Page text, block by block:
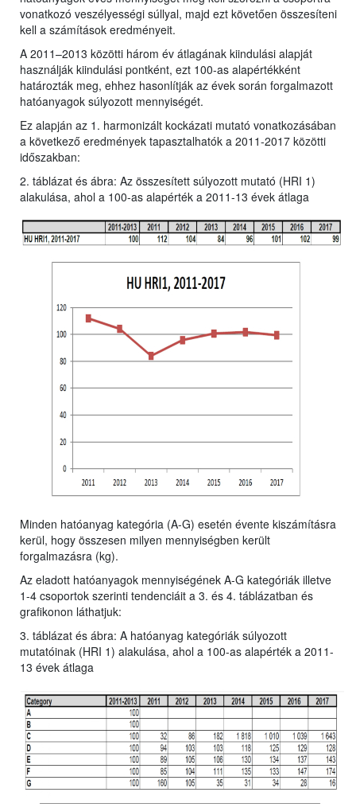
vonatkozó veszélyességi súllyal, majd ezt követően összesíteni
kell a számítások eredményeit.
A 2011–2013 közötti három év átlagának kiindulási alapját
használják kiindulási pontként, ezt 100-as alapértékként
határozták meg, ehhez hasonlítják az évek során forgalmazott
hatóanyagok súlyozott mennyiségét.
Ez alapján az 1. harmonizált kockázati mutató vonatkozásában
a következő eredmények tapasztalhatók a 2011-2017 közötti
időszakban:
2. táblázat és ábra: Az összesített súlyozott mutató (HRI 1)
alakulása, ahol a 100-as alapérték a 2011-13 évek átlaga
Minden hatóanyag kategória (A-G) esetén évente kiszámításra
kerül, hogy összesen milyen mennyiségben került
forgalmazásra (kg).
Az eladott hatóanyagok mennyiségének A-G kategóriák illetve
1-4 csoportok szerinti tendenciáit a 3. és 4. táblázatban és
grafikonon láthatjuk:
3. táblázat és ábra: A hatóanyag kategóriák súlyozott
mutatóinak (HRI 1) alakulása, ahol a 100-as alapérték a 2011-
13 évek átlaga